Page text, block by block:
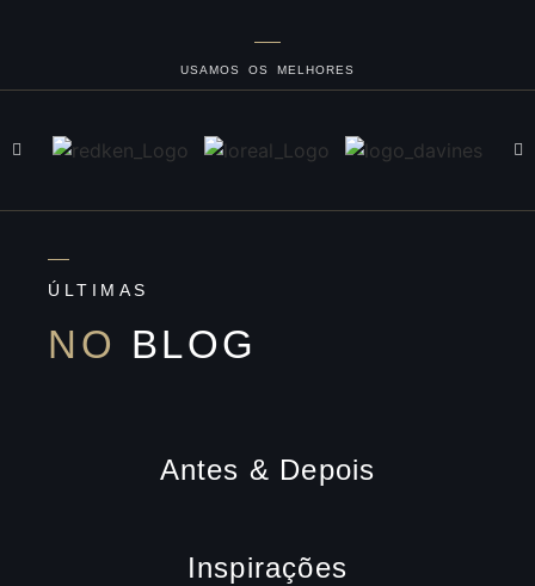
USAMOS OS MELHORES
ÚLTIMAS
NO BLOG
Antes & Depois
Inspirações